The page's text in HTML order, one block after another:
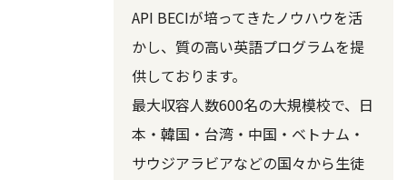
API BECIが培ってきたノウハウを活
かし、質の高い英語プログラムを提
供しております。
最大収容人数600名の大規模校で、日
本・韓国・台湾・中国・ベトナム・
サウジアラビアなどの国々から生徒